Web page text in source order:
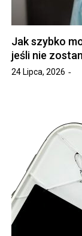
Jak szybko
jeśli nie
24 Lipca, 2026